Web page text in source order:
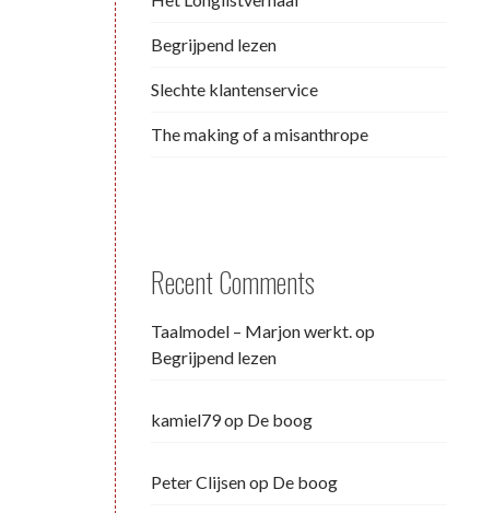
Begrijpend lezen
Slechte klantenservice
The making of a misanthrope
Recent Comments
Taalmodel – Marjon werkt.op
Begrijpend lezen
kamiel79op De boog
Peter Clijsenop De boog